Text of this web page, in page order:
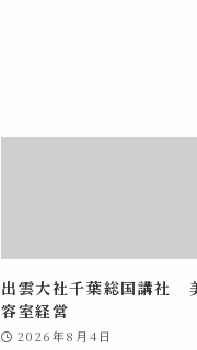
出雲大社千葉総国講社
容室経営
2026年8月4日